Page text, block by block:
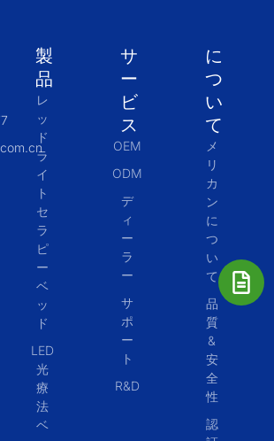
製
品
レ
ッ
ド
ラ
イ
ト
セ
ラ
ピ
ー
ベ
ッ
ド
LED
光
療
法
ベ
サ
ー
ビ
ス
OEM
ODM
デ
ィ
ー
ラ
ー
サ
ポ
ー
ト
R&D
に
つ
い
て
メ
リ
カ
ン
に
つ
い
て
品
質
&
安
全
性
認